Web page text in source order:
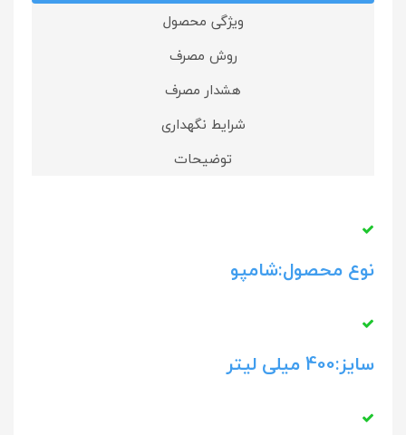
ویژگی محصول
روش مصرف
هشدار مصرف
شرایط نگهداری
توضیحات
نوع محصول:شامپو
سایز:400 میلی لیتر